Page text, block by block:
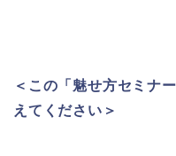
＜この「魅せ方セミナ
えてください＞